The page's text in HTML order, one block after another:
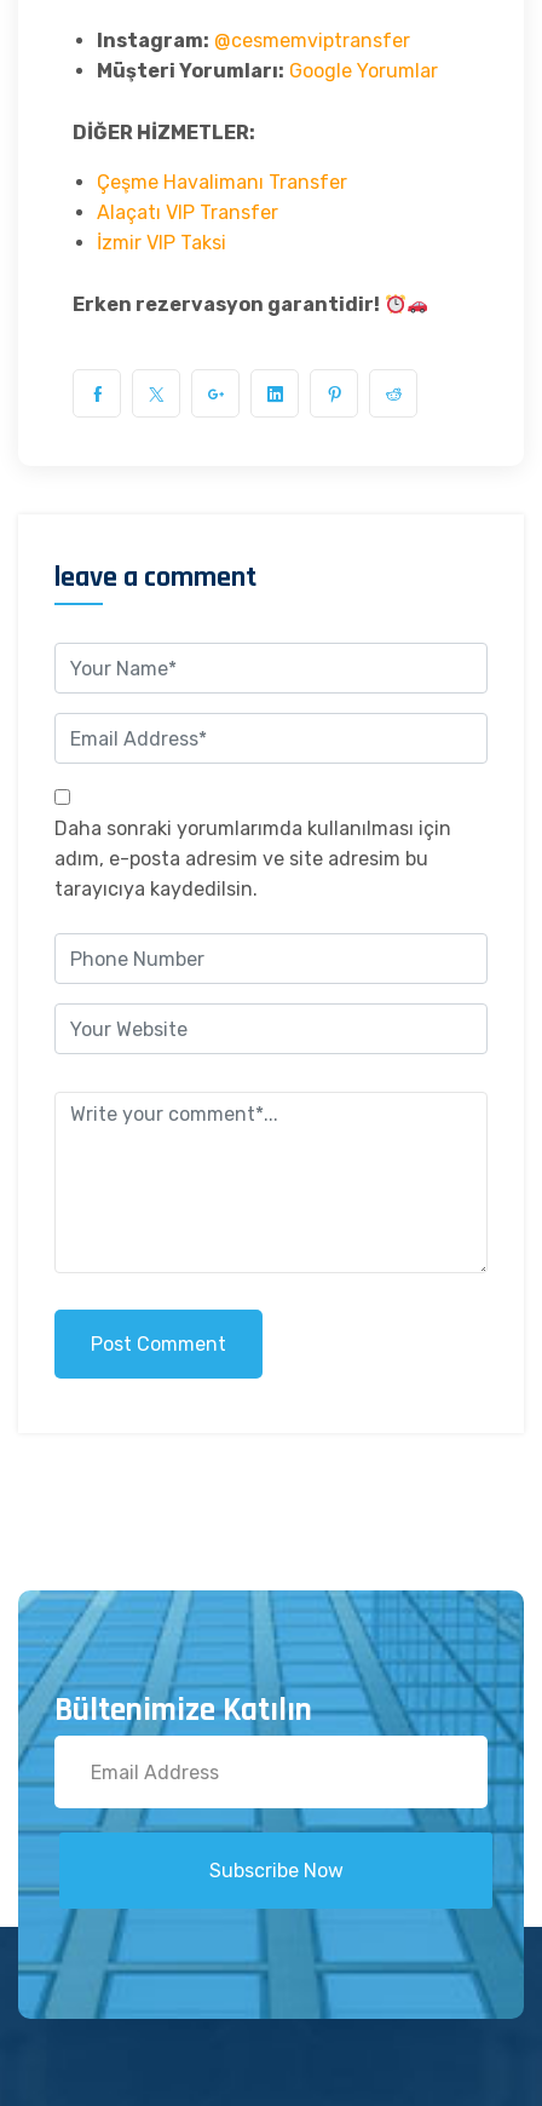
Instagram: @cesmemviptransfer
Müşteri Yorumları: Google Yorumlar
DİĞER HİZMETLER:
Çeşme Havalimanı Transfer
Alaçatı VIP Transfer
İzmir VIP Taksi
Erken rezervasyon garantidir!
leave a comment
Daha sonraki yorumlarımda kullanılması için
adım, e-posta adresim ve site adresim bu
tarayıcıya kaydedilsin.
Post Comment
Bültenimize Katılın
Subscribe Now